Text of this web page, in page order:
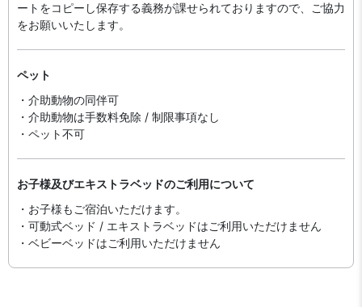
ートをコピーし保存する義務が課せられておりますの​で、ご協力
をお願いいたします。
ペット
・介助動物の同伴可
・介助動物は手数料免除 / 制限事項なし
・ペット不可
お子様及びエキストラベッドのご利用について
・お子様もご宿泊いただけます。
・可動式ベッド / エキストラベッドはご利用いただけません
・ベビーベッドはご利用いただけません